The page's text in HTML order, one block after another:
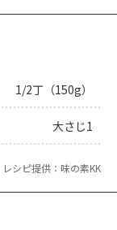
1/2丁（150g）
大さじ1
レシピ提供：味の素KK